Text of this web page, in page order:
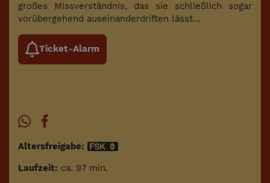
großes Missverständnis, das sie schließlich sogar
vorübergehend auseinanderdriften lässt...
Ticket-Alarm
Altersfreigabe:
Laufzeit: ca. 97 min.